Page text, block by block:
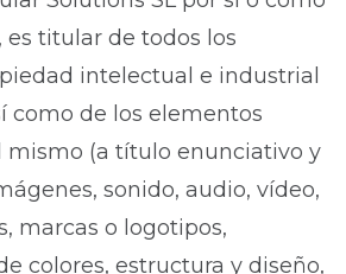
es titular de todos los
intelectual e industrial
como de los elementos
mismo (a título enunciativo y
sonido, audio, vídeo,
marcas o logotipos,
colores, estructura y diseño,